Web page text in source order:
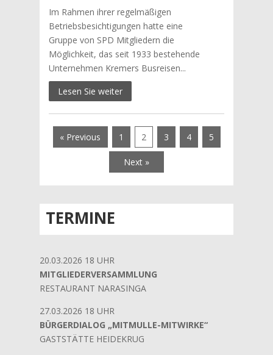
Im Rahmen ihrer regelmäßigen
Betriebsbesichtigungen hatte eine
Gruppe von SPD Mitgliedern die
Möglichkeit, das seit 1933 bestehende
Unternehmen Kremers Busreisen...
Lesen Sie weiter
« Previous 1 2 3 4 5
Next »
TERMINE
20.03.2026 18 UHR
MITGLIEDERVERSAMMLUNG
RESTAURANT NARASINGA
27.03.2026 18 UHR
BÜRGERDIALOG „MITMULLE-MITWIRKE“
GASTSTÄTTE HEIDEKRUG